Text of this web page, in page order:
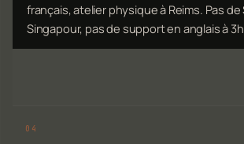
français, atelier physique à Reims. Pas de
Singapour, pas de support en anglais à